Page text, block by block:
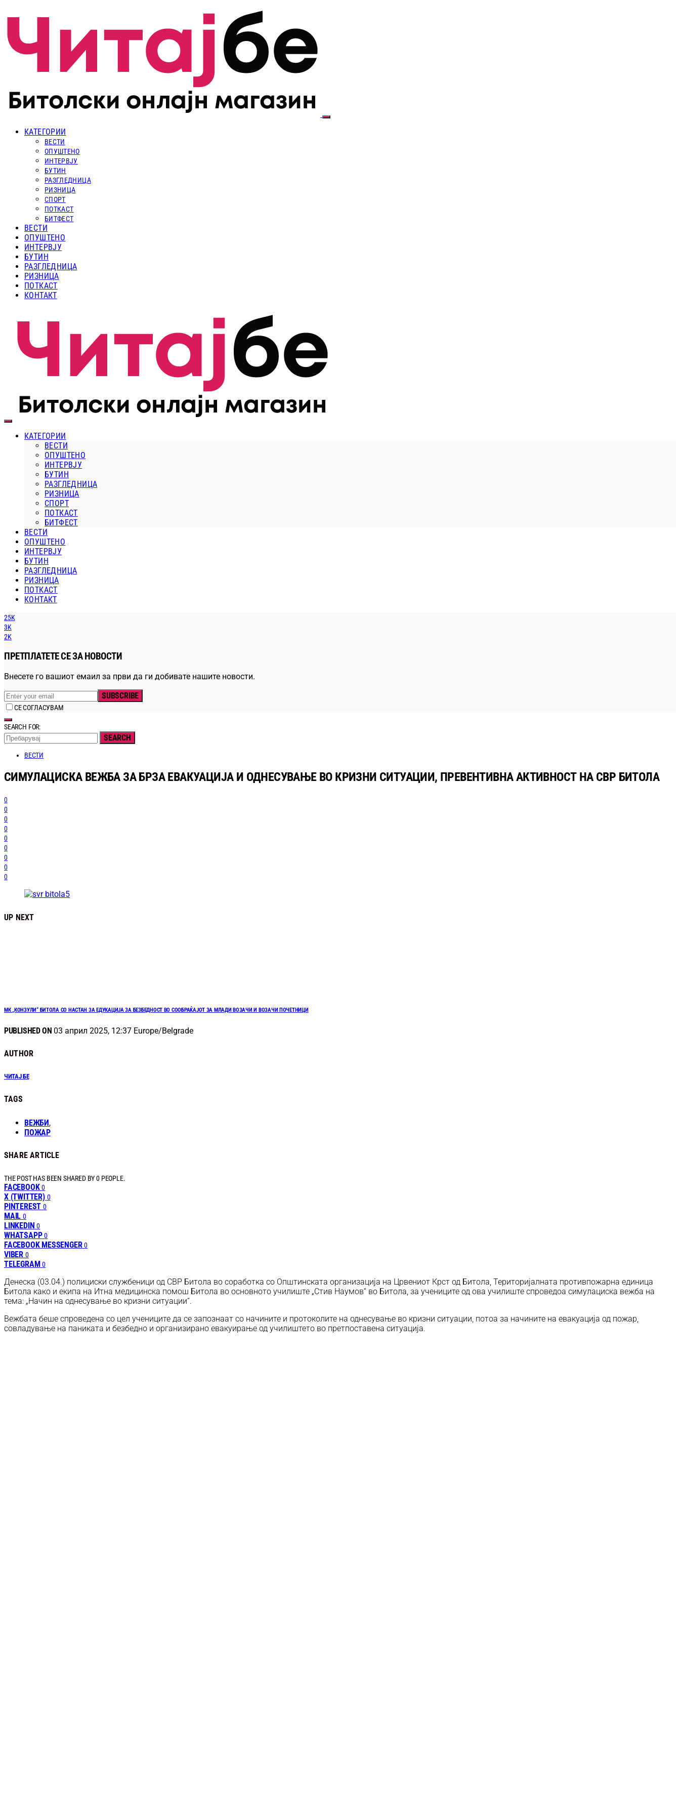
КАТЕГОРИИ
ВЕСТИ
ОПУШТЕНО
ИНТЕРВЈУ
БУТИН
РАЗГЛЕДНИЦА
РИЗНИЦА
СПОРТ
ПОТКАСТ
БИТФЕСТ
ВЕСТИ
ОПУШТЕНО
ИНТЕРВЈУ
БУТИН
РАЗГЛЕДНИЦА
РИЗНИЦА
ПОТКАСТ
КОНТАКТ
КАТЕГОРИИ
ВЕСТИ
ОПУШТЕНО
ИНТЕРВЈУ
БУТИН
РАЗГЛЕДНИЦА
РИЗНИЦА
СПОРТ
ПОТКАСТ
БИТФЕСТ
ВЕСТИ
ОПУШТЕНО
ИНТЕРВЈУ
БУТИН
РАЗГЛЕДНИЦА
РИЗНИЦА
ПОТКАСТ
КОНТАКТ
25K
3K
2K
ПРЕТПЛАТЕТЕ СЕ ЗА НОВОСТИ
Внесете го вашиот емаил за први да ги добивате нашите новости.
SUBSCRIBE
СЕ СОГЛАСУВАМ
SEARCH FOR:
SEARCH
ВЕСТИ
СИМУЛАЦИСКА ВЕЖБА ЗА БРЗА ЕВАКУАЦИЈА И ОДНЕСУВАЊЕ ВО КРИЗНИ СИТУАЦИИ, ПРЕВЕНТИВНА АКТИВНОСТ НА СВР БИТОЛА
0
0
0
0
0
0
0
0
0
UP NEXT
МК „КОНЗУЛИ“ БИТОЛА СО НАСТАН ЗА ЕДУКАЦИЈА ЗА БЕЗБЕДНОСТ ВО СООБРАЌАЈОТ ЗА МЛАДИ ВОЗАЧИ И ВОЗАЧИ ПОЧЕТНИЦИ
PUBLISHED ON 03 април 2025, 12:37 Europe/Belgrade
AUTHOR
ЧИТАЈ БЕ
TAGS
ВЕЖБИ,
ПОЖАР
SHARE ARTICLE
THE POST HAS BEEN SHARED BY0 PEOPLE.
FACEBOOK 0
X (TWITTER) 0
PINTEREST 0
MAIL 0
LINKEDIN 0
WHATSAPP 0
FACEBOOK MESSENGER 0
VIBER 0
TELEGRAM 0
Денеска (03.04.) полициски службеници од СВР Битола во соработка со Општинската организација на Црвениот Крст од Битола, Територијалната противпожарна единица
Битола како и екипа на Итна медицинска помош Битола во основното училиште „Стив Наумов“ во Битола, за учениците од ова училиште спроведоа симулациска вежба на
тема: „Начин на однесување во кризни ситуации“.
Вежбата беше спроведена со цел учениците да се запознаат со начините и протоколите на однесување во кризни ситуации, потоа за начините на евакуација од пожар,
совладување на паниката и безбедно и организирано евакуирање од училиштето во претпоставена ситуација.